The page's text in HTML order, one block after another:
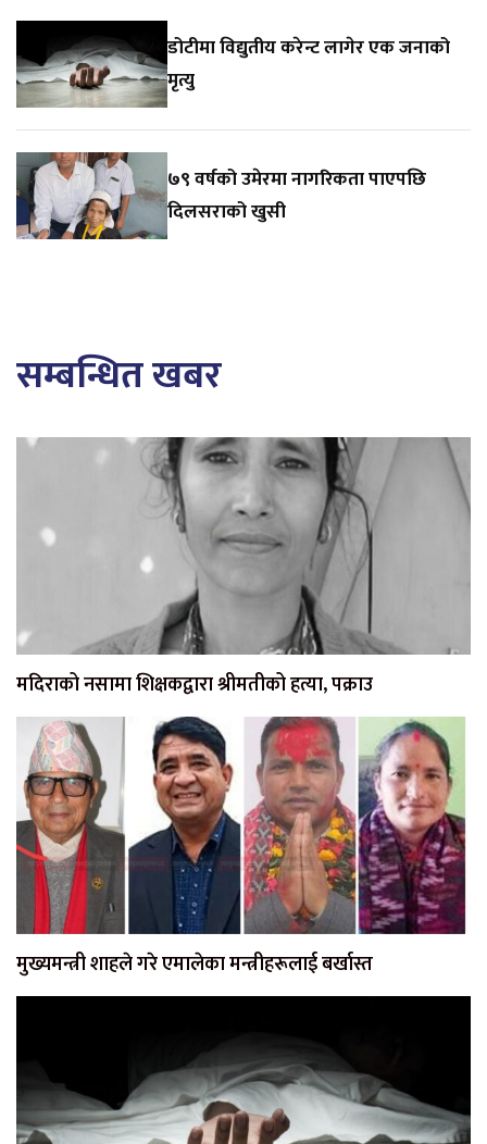
डोटीमा विद्युतीय करेन्ट लागेर एक जनाको
मृत्यु
७९ वर्षको उमेरमा नागरिकता पाएपछि
दिलसराको खुसी
सम्बन्धित खबर
मदिराको नसामा शिक्षकद्वारा श्रीमतीको हत्या, पक्राउ
मुख्यमन्त्री शाहले गरे एमालेका मन्त्रीहरूलाई बर्खास्त